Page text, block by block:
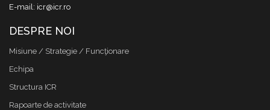
E-mail: icr@icr.ro
DESPRE NOI
Misiune / Strategie / Funcţionare
Echipa
Structura ICR
Rapoarte de activitate